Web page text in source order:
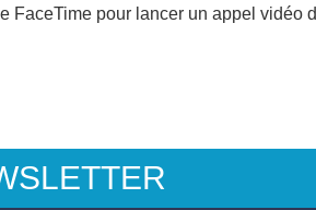
FaceTime pour lancer un appel vidéo